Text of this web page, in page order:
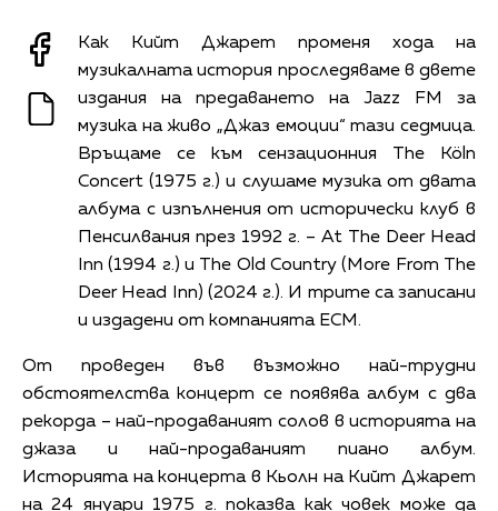
Как Кийт Джарет променя хода на
музикалната история проследяваме в двете
издания на предаването на Jazz FM за
музика на живо „Джаз емоции“ тази седмица.
Връщаме се към сензационния The Köln
Concert (1975 г.) и слушаме музика от двата
албума с изпълнения от исторически клуб в
Пенсилвания през 1992 г. – At The Deer Head
Inn (1994 г.) и The Old Country (More From The
Deer Head Inn) (2024 г.). И трите са записани
и издадени от компанията ECM.
От проведен във възможно най-трудни
обстоятелства концерт се появява албум с два
рекорда – най-продаваният солов в историята на
джаза и най-продаваният пиано албум.
Историята на концерта в Кьолн на Кийт Джарет
на 24 януари 1975 г. показва как човек може да